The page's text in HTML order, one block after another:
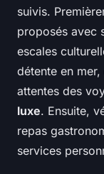
suivis.
proposés avec
escales
détente en
attentes des
luxe. Ensuite,
repas
services